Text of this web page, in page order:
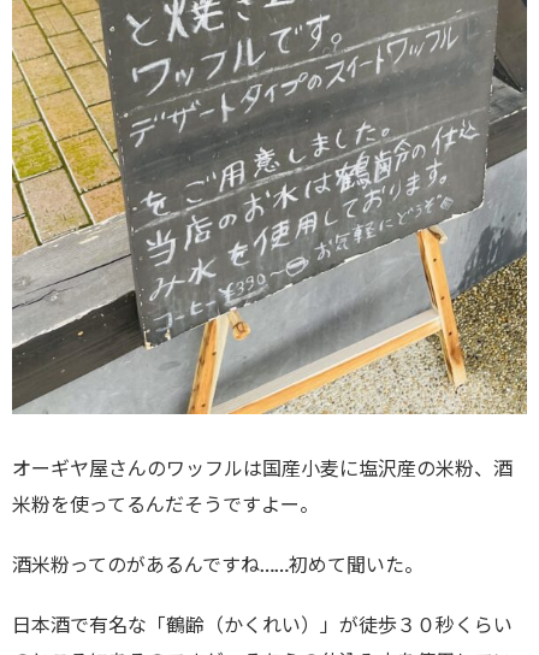
オーギヤ屋さんのワッフルは国産小麦に塩沢産の米粉、酒
米粉を使ってるんだそうですよー。
酒米粉ってのがあるんですね……初めて聞いた。
日本酒で有名な「鶴齢（かくれい）」が徒歩３０秒くらい